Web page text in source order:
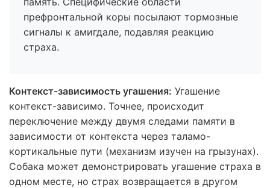
префронтальной коры посылают тормозные
сигналы к амигдале, подавляя реакцию
страха.
Контекст-зависимость угашения: Угашение
контекст-зависимо. Точнее, происходит
переключение между двумя следами памяти в
зависимости от контекста через таламо-
кортикальные пути (механизм изучен на грызунах).
Собака может демонстрировать угашение страха в
одном месте, но страх возвращается в другом